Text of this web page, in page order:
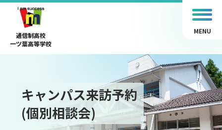
通信制高校
一ツ葉高等学校
MENU
キャンパス来訪予約
(個別相談会)